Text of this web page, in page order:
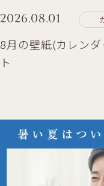
2026.08.01
8月の壁紙(カレン
ト